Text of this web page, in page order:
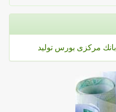
بانك مركزی بورس تولید